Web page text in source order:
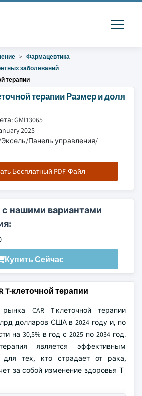
Фармацевтика
заболеваний
терапии
терапии Размер и доля
GMI13065
2025
Эксель/Панель управления/
Бесплатный PDF-Файл
нашими вариантами
Купить Сейчас
T-клеточной терапии
CAR T-клеточной терапии
долларов США в 2024 году и, по
на 30,5% в год с 2025 по 2034 год.
терапия является эффективным
для тех, кто страдает от рака,
за собой изменение здоровья Т-